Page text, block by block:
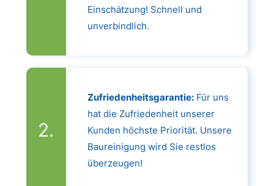
Einschätzung! Schnell und
unverbindlich.
Zufriedenheitsgarantie:Für uns
hat die Zufriedenheit unserer
Kunden höchste Priorität. Unsere
Baureinigung wird Sie restlos
überzeugen!